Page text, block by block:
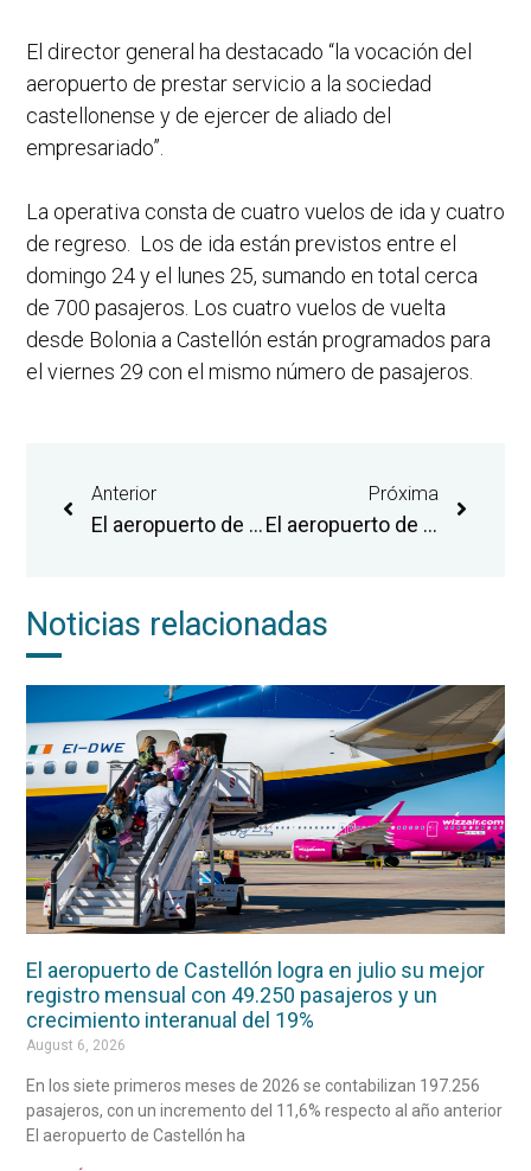
El director general ha destacado “la vocación del
aeropuerto de prestar servicio a la sociedad
castellonense y de ejercer de aliado del
empresariado”.
La operativa consta de cuatro vuelos de ida y cuatro
de regreso. Los de ida están previstos entre el
domingo 24 y el lunes 25, sumando en total cerca
de 700 pasajeros. Los cuatro vuelos de vuelta
desde Bolonia a Castellón están programados para
el viernes 29 con el mismo número de pasajeros.
Anterior
El aeropuerto de Castellón amplía el área pavimentada de la plataforma industrial para favorecer la actividad de las empresas aeronáuticas
Próxima
El aeropuerto de Castellón refuerza su actividad industrial de la mano de la iniciativa privada
Noticias relacionadas
El aeropuerto de Castellón logra en julio su mejor
registro mensual con 49.250 pasajeros y un
crecimiento interanual del 19%
August 6, 2026
En los siete primeros meses de 2026 se contabilizan 197.256
pasajeros, con un incremento del 11,6% respecto al año anterior
El aeropuerto de Castellón ha